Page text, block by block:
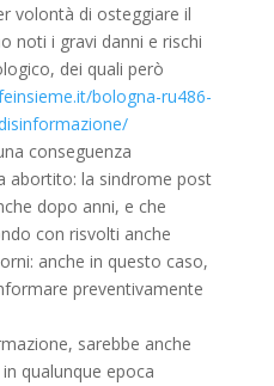
volontà di osteggiare il
noti i gravi danni e rischi
dei quali però
bologna-ru486-
conseguenza
abortito: la sindrome post
dopo anni, e che
con risvolti anche
anche in questo caso,
preventivamente
sarebbe anche
qualunque epoca